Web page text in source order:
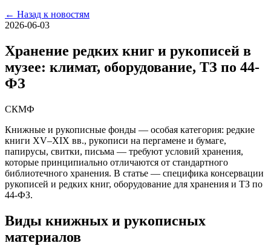
← Назад к новостям
2026-06-03
Хранение редких книг и рукописей в
музее: климат, оборудование, ТЗ по 44-
ФЗ
СКМФ
Книжные и рукописные фонды — особая категория: редкие
книги XV–XIX вв., рукописи на пергамене и бумаге,
папирусы, свитки, письма — требуют условий хранения,
которые принципиально отличаются от стандартного
библиотечного хранения. В статье — специфика консервации
рукописей и редких книг, оборудование для хранения и ТЗ по
44-ФЗ.
Виды книжных и рукописных
материалов